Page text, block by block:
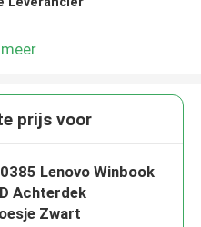
prijs voor
Lenovo Winbook
Achterdek
Zwart